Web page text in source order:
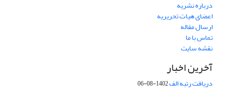
درباره نشریه
اعضای هیات تحریریه
ارسال مقاله
تماس با ما
نقشه سایت
آخرین اخبار
دریافت رتبه الف1402-08-06